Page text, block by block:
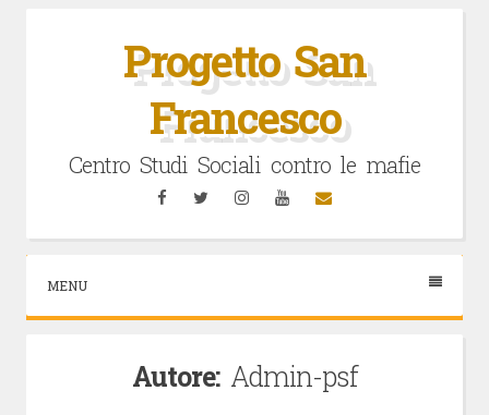
Progetto San
Francesco
Centro Studi Sociali contro le mafie
FacebookTwitterInstagramYouTubeEmail
MENU
Autore: Admin-psf